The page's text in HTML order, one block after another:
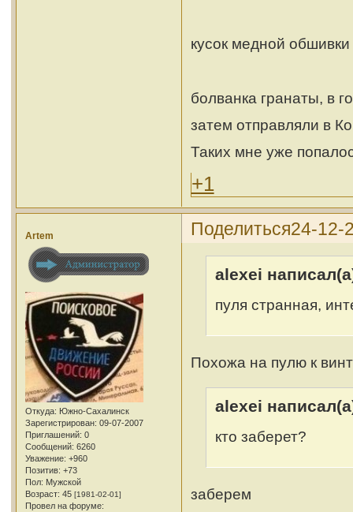
кусок медной
болванка гранаты, в
затем отправляли в
Таких мне уже
+1
Поделиться24-12-
Artem
Откуда: Южно-Сахалинск
Зарегистрирован: 09-07-2007
Приглашений: 0
Сообщений: 6260
Уважение: +960
Позитив: +73
Пол: Мужской
Возраст: 45 [1981-02-01]
Провел на форуме:
alexei
пуля странная,
Похожа на пулю к
alexei
кто заберет?
заберем